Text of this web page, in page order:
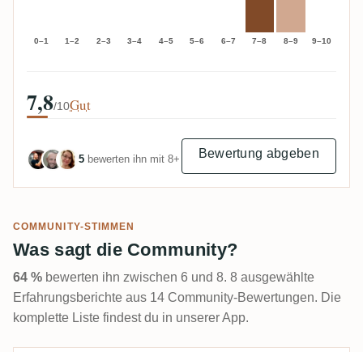
0–1 1–2 2–3 3–4 4–5 5–6 6–7 7–8 8–9 9–10
7,8/10Gut
5 bewerten ihn mit 8+ Bewertung abgeben
COMMUNITY-STIMMEN
Was sagt die Community?
64 % bewerten ihn zwischen 6 und 8. 8 ausgewählte
Erfahrungsberichte aus 14 Community-Bewertungen. Die
komplette Liste findest du in unserer App.